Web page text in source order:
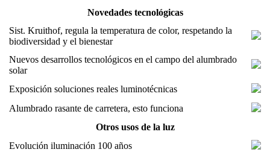
Novedades tecnológicas
Sist. Kruithof, regula la temperatura de color, respetando la
biodiversidad y el bienestar
Nuevos desarrollos tecnológicos en el campo del alumbrado
solar
Exposición soluciones reales luminotécnicas
Alumbrado rasante de carretera, esto funciona
Otros usos de la luz
Evolución iluminación 100 años